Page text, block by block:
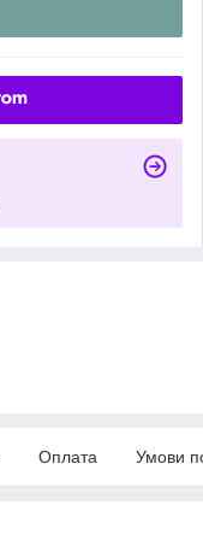
Оплата Умови